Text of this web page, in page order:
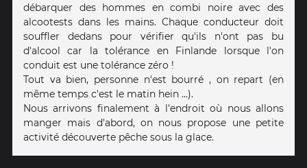
débarquer des hommes en combi noire avec des
alcootests dans les mains. Chaque conducteur doit
souffler dedans pour vérifier qu'ils n'ont pas bu
d'alcool car la tolérance en Finlande lorsque l'on
conduit est une tolérance zéro !
Tout va bien, personne n'est bourré , on repart (en
même temps c'est le matin hein ...).
Nous arrivons finalement à l'endroit où nous allons
manger mais d'abord, on nous propose une petite
activité découverte pêche sous la glace.